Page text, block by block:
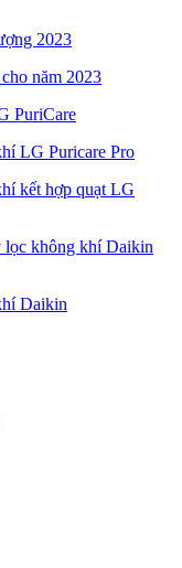
2023
năm 2023
PuriCare
LG Puricare Pro
kết hợp quạt LG
lọc không khí Daikin
Daikin